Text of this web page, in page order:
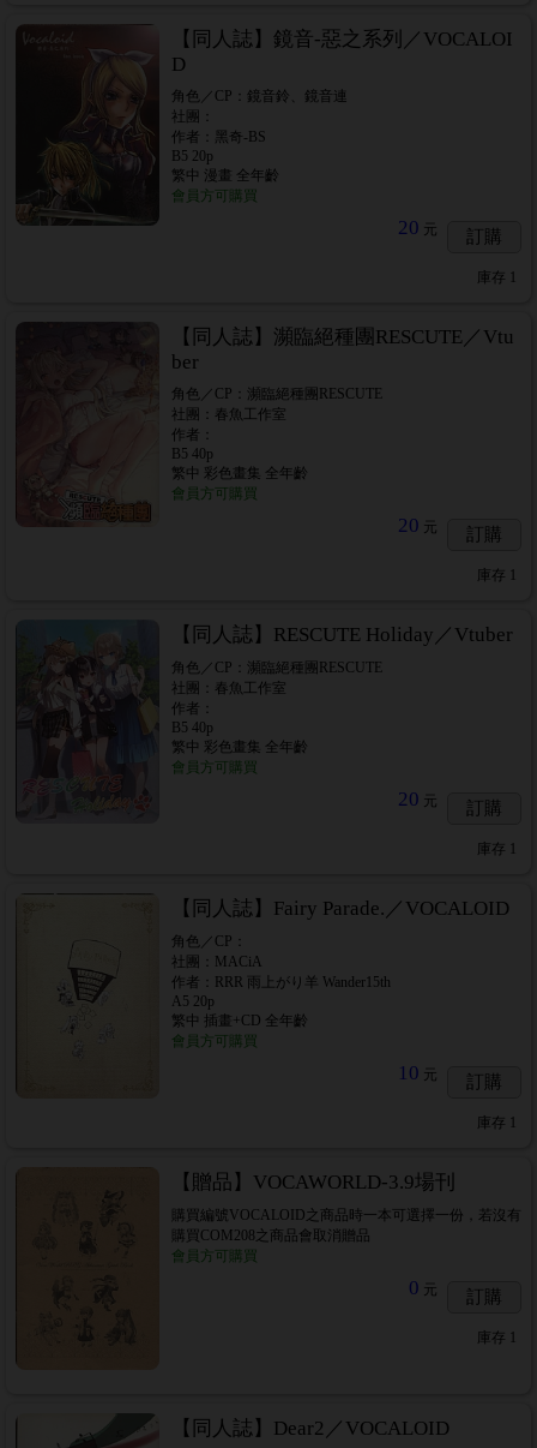
【同人誌】鏡音-惡之系列／VOCALOI
D
角色／CP：鏡音鈴、鏡音連
社團：
作者：黑奇-BS
B5 20p
繁中 漫畫 全年齡
會員方可購買
20 元 訂購
庫存
【同人誌】瀕臨絕種團RESCUTE／Vtu
ber
角色／CP：瀕臨絕種團RESCUTE
社團：春魚工作室
作者：
B5 40p
繁中 彩色畫集 全年齡
會員方可購買
20 元 訂購
庫存
【同人誌】RESCUTE Holiday／Vtuber
角色／CP：瀕臨絕種團RESCUTE
社團：春魚工作室
作者：
B5 40p
繁中 彩色畫集 全年齡
會員方可購買
20 元 訂購
庫存
【同人誌】Fairy Parade.／VOCALOID
角色／CP：
社團：MACiA
作者：RRR 雨上がり羊 Wander15th
A5 20p
繁中 插畫+CD 全年齡
會員方可購買
10 元 訂購
庫存
【贈品】VOCAWORLD-3.9場刊
購買編號VOCALOID之商品時一本可選擇一份，若沒有
購買COM208之商品會取消贈品
會員方可購買
0 元 訂購
庫存
【同人誌】Dear2／VOCALOID